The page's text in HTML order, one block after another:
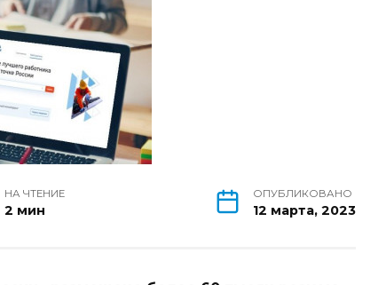
НА ЧТЕНИЕ
2 мин
ОПУБЛИКОВАНО
12 марта, 2023